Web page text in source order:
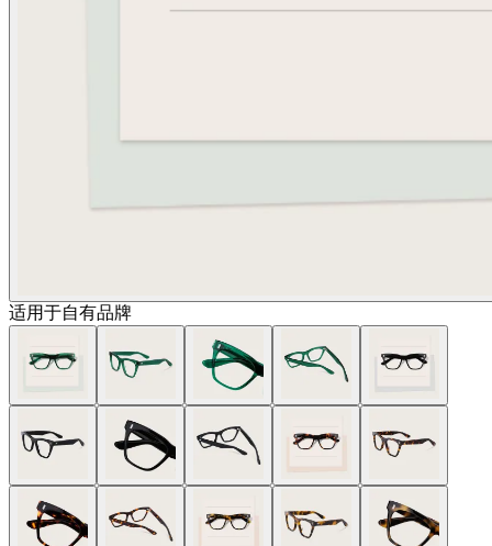
适用于自有品牌